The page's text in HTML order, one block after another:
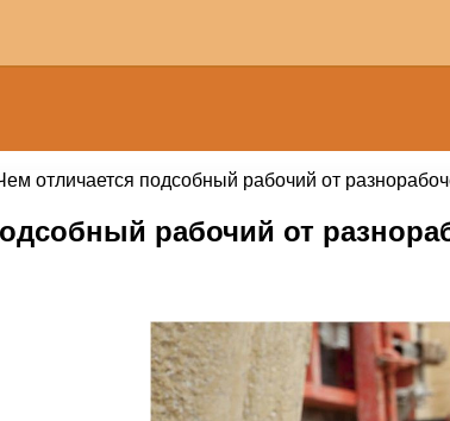
отличается подсобный рабочий от
рабочий от